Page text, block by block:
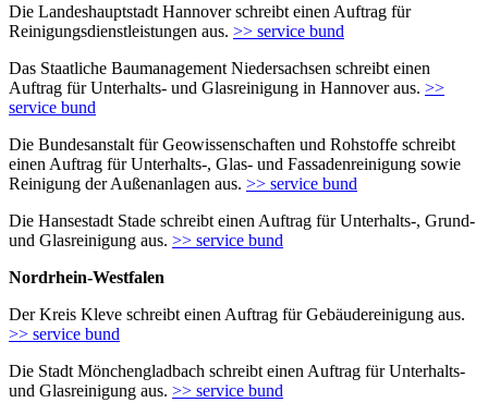
Die Landeshauptstadt Hannover schreibt einen Auftrag für
Reinigungsdienstleistungen aus. >> service bund
Das Staatliche Baumanagement Niedersachsen schreibt einen
Auftrag für Unterhalts- und Glasreinigung in Hannover aus. >>
service bund
Die Bundesanstalt für Geowissenschaften und Rohstoffe schreibt
einen Auftrag für Unterhalts-, Glas- und Fassadenreinigung sowie
Reinigung der Außenanlagen aus. >> service bund
Die Hansestadt Stade schreibt einen Auftrag für Unterhalts-, Grund-
und Glasreinigung aus. >> service bund
Nordrhein-Westfalen
Der Kreis Kleve schreibt einen Auftrag für Gebäudereinigung aus.
>> service bund
Die Stadt Mönchengladbach schreibt einen Auftrag für Unterhalts-
und Glasreinigung aus. >> service bund